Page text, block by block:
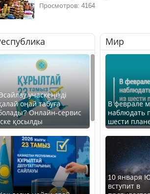
Просмотров: 4164
учаскеңізді
оңай табуға
Онлайн-сервис
қосылды
Мир
В феврале
наблюдать
шести
10 января
вступит в